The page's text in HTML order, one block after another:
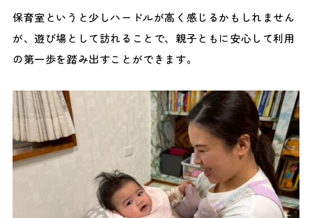
保育室というと少しハードルが高く感じるかもしれません
が、遊び場として訪れることで、親子ともに安心して利用
の第一歩を踏み出すことができます。